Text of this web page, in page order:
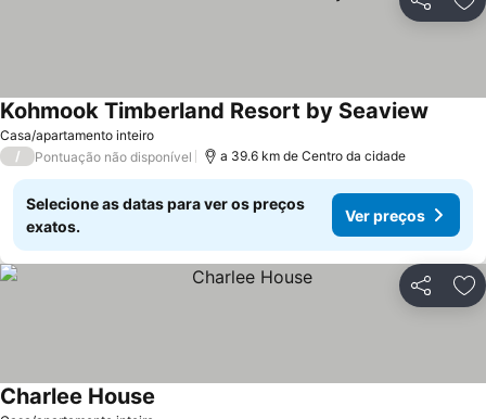
Partilhar
Casa/apartamento inteiro
Kohmook Timberland Resort by Seaview
/ Pontuação não disponível a 39.6 km de Centro da cidade
Selecione as datas para ver os preços
exatos.
Ver preços
Partilhar
Charlee House